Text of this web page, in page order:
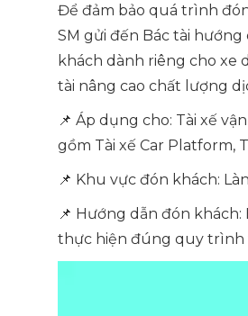
Để đảm bảo quá trình
SM gửi đến Bác tài
khách dành riêng cho xe
tài nâng cao chất lượng
📌 Áp dụng cho: Tài xế
gồm Tài xế Car Platform,
📌 Khu vực đón khách:
📌 Hướng dẫn đón
thực hiện đúng quy trình